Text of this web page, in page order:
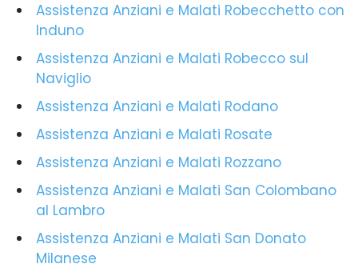
Assistenza Anziani e Malati Robecchetto con
Induno
Assistenza Anziani e Malati Robecco sul
Naviglio
Assistenza Anziani e Malati Rodano
Assistenza Anziani e Malati Rosate
Assistenza Anziani e Malati Rozzano
Assistenza Anziani e Malati San Colombano
al Lambro
Assistenza Anziani e Malati San Donato
Milanese